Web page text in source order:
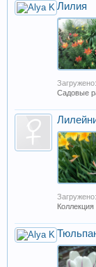
Лилия
Загружено:
Садовые
Загружено: